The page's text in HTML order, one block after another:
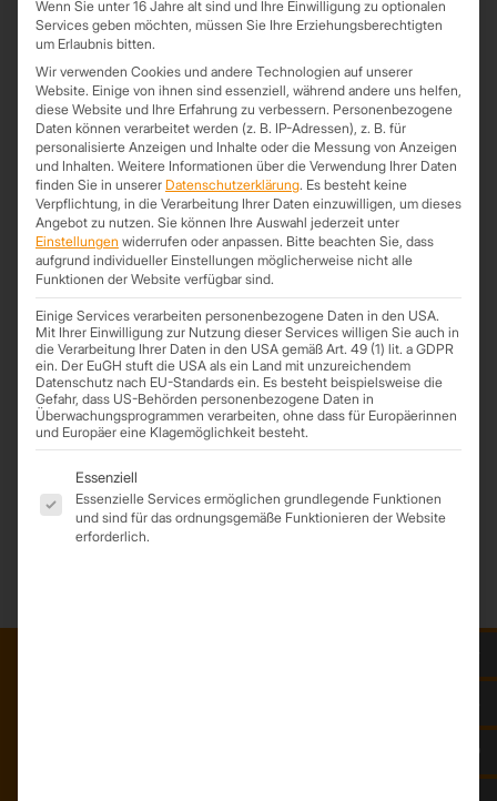
Unsere Mitarbeiter werden sich umgehend bei Ihnen zu Ihrer
Kategorie:Unkategorisiert Schlagwörter: 40 mm,Dachplatten,Dachplatten mit
Dämmung,Energie sparen,Express,Expressanfrage,Heizkosten sparen
Sandwichpaneel,Sandwichpaneele Dach ,Sandwichplatten, Sandwichplatten
Dach,Sandwichplatten günstig
Produktdetails Informationen
Zusätzliche Information
Länge
10,0 m, 11,9 m, 5,5 m, 6,0 m, 6,3 m, 6,5
m, 7,5 m, 8,0 m, 8,3 m, 9,45 m
Kernstärke 40 mm
Deckbreite 1000 mm
Material Stahl verzinkt
Farbe
Wenn Sie unter 16 Jahre alt sind und Ihre Einwilligung zu optionalen
Services geben möchten, müssen Sie Ihre Erziehungsberechtigten
um Erlaubnis bitten.
Wir verwenden Cookies und andere Technologien auf unserer
Website. Einige von ihnen sind essenziell, während andere uns helfen,
diese Website und Ihre Erfahrung zu verbessern. Personenbezogene
Daten können verarbeitet werden (z. B. IP-Adressen), z. B. für
personalisierte Anzeigen und Inhalte oder die Messung von Anzeigen
und Inhalten. Weitere Informationen über die Verwendung Ihrer Daten
finden Sie in unserer Datenschutzerklärung. Es besteht keine
Verpflichtung, in die Verarbeitung Ihrer Daten einzuwilligen, um dieses
Angebot zu nutzen. Sie können Ihre Auswahl jederzeit unter
Einstellungen widerrufen oder anpassen. Bitte beachten Sie, dass
aufgrund individueller Einstellungen möglicherweise nicht alle
Funktionen der Website verfügbar sind.
Einige Services verarbeiten personenbezogene Daten in den USA.
Mit Ihrer Einwilligung zur Nutzung dieser Services willigen Sie auch in
die Verarbeitung Ihrer Daten in den USA gemäß Art. 49 (1) lit. a GDPR
ein. Der EuGH stuft die USA als ein Land mit unzureichendem
Datenschutz nach EU-Standards ein. Es besteht beispielsweise die
Gefahr, dass US-Behörden personenbezogene Daten in
Überwachungsprogrammen verarbeiten, ohne dass für Europäerinnen
und Europäer eine Klagemöglichkeit besteht.
Es folgt eine Liste der Service-Gruppen, für die eine
Essenziell
Essenzielle Services ermöglichen grundlegende Funktionen
und sind für das ordnungsgemäße Funktionieren der Website
erforderlich.